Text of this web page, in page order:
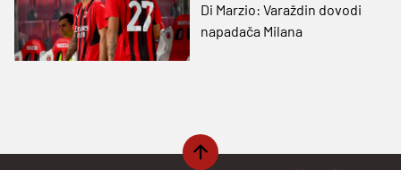
Di Marzio: Varaždin dovodi
napadača Milana